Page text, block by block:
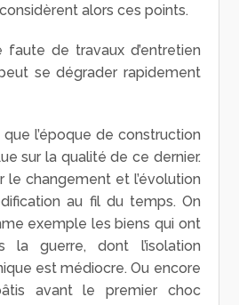
alors ces points.
de travaux d’entretien
se dégrader rapidement
l’époque de construction
sur la qualité de ce dernier.
le changement et l’évolution
au fil du temps. On
exemple les biens qui ont
guerre, dont l’isolation
est médiocre. Ou encore
avant le premier choc